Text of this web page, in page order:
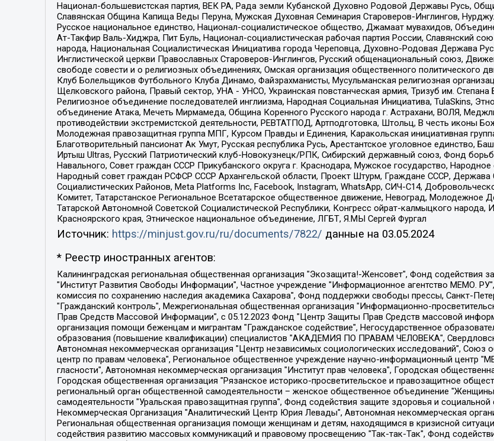
Национал-большевистская партия, ВЕК РА, Рада земли Кубанской Духовно Родовой Державы Русь,
Славянская Община Капища Веды Перуна, Мужская Духовная Семинария Староверов-Инглингов,
Русское национальное единство, Национал-социалистическое общество, Джамаат мувахидов,
Ат-Такфир Валь-Хиджра, Пит Буль, Национал-социалистическая рабочая партия России, Славянский
народа, Национальная Социалистическая Инициатива города Череповца, Духовно-Родовая Держава
Инглистической церкви Православных Староверов-Инглингов, Русский общенациональный союз,
свободе совести и о религиозных объединениях, Омская организация общественного политического
Клуб Болельщиков Футбольного Клуба Динамо, Файзрахманисты, Мусульманская религиозная
Щелковского района, Правый сектор, УНА - УНСО, Украинская повстанческая армия, Тризуб им.
Религиозное объединение последователей инглиизма, Народная Социальная Инициатива, TulaSkins,
объединение Атака, Мечеть Мирмамеда, Община Коренного Русского народа г. Астрахани, ВОЛЯ,
противодействии экстремистской деятельности, РЕВТАТПОД, Артподготовка, Штольц, В честь иконы
Молодежная правозащитная группа МПГ, Курсом Правды и Единения, Каракольская инициативная
Благотворительный пансионат Ак Умут, Русская республика Русь, Арестантское уголовное единство,
Иртыш Ultras, Русский Патриотический клуб-Новокузнецк/РПК, Сибирский державный союз, Фонд
Навального, Совет граждан СССР Прикубанского округа г. Краснодара, Мужское государство,
Народный совет граждан РСФСР СССР Архангельской области, Проект Штурм, Граждане СССР, Держава
Социалистических Районов, Meta Platforms Inc, Facebook, Instagram, WhatsApp, СИЧ-С14,
Комитет, Татарстанское Региональное Всетатарское общественное движение, Невоград, Молодежное
Татарской Автономной Советской Социалистической Республики, Конгресс ойрат-калмыцкого народа,
Красноярского края, Этническое национальное объединение, ЛГБТ, Я.МЫ Сергей Фургал
Источник: https://minjust.gov.ru/ru/documents/7822/ данные на 03.05.2024
* Реестр иностранных агентов:
Калининградская региональная общественная организация "Экозащита!-Женсовет", Фонд содействия защите прав и свобод граждан "Общественный вердикт", Фонд "Институт Развития Свободы Информации", Частное учреждение "Информационное агентство МЕМО. РУ", Региональная общественная организация "Общественная комиссия по сохранению наследия академика Сахарова", Фонд поддержки свободы прессы, Санкт-Петербургская общественная правозащитная организация "Гражданский контроль", Межрегиональная общественная организация "Информационно-просветительский центр "Мемориал", Региональный Фонд "Центр Защиты Прав Средств Массовой Информации", с 05.12.2023 Фонд "Центр Защиты Прав Средств массовой информации", Региональная общественная благотворительная организация помощи беженцам и мигрантам "Гражданское содействие", Негосударственное образовательное учреждение дополнительного профессионального образования (повышение квалификации) специалистов "АКАДЕМИЯ ПО ПРАВАМ ЧЕЛОВЕКА", Свердловская региональная общественная организация "Сутяжник", Автономная некоммерческая организация "Центр независимых социологических исследований", Союз общественных объединений "Российский исследовательский центр по правам человека", Региональное общественное учреждение научно-информационный центр "МЕМОРИАЛ", Некоммерческая организация "Фонд защиты гласности", Автономная некоммерческая организация "Институт прав человека", Городская общественная организация "Екатеринбургское общество "МЕМОРИАЛ", Городская общественная организация "Рязанское историко-просветительское и правозащитное общество "Мемориал" (Рязанский Мемориал), Челябинский региональный орган общественной самодеятельности – женское общественное объединение "Женщины Евразии", Челябинский региональный орган общественной самодеятельности "Уральская правозащитная группа", Фонд содействия защите здоровья и социальной справедливости имени Андрея Рылькова, Автономная Некоммерческая Организация "Аналитический Центр Юрия Левады", Автономная некоммерческая организация социальной поддержки населения "Проект Апрель", Региональная общественная организация помощи женщинам и детям, находящимся в кризисной ситуации "Информационно-методический центр "Анна", Фонд содействия развитию массовых коммуникаций и правовому просвещению "Так-так-Так", Фонд содействия устойчивому развитию "Серебряная тайга", Свердловский региональный общественный фонд социальных проектов "Новое время", "Idel.Реалии", Кавказ.Реалии, Крым.Реалии, Телеканал Настоящее Время, Татаро-башкирская служба Радио Свобода (Azatliq Radiosi), Радио Свободная Европа/Радио Свобода (PCE/PC), "Сибирь.Реалии", "Фактограф", Благотворительный фонд помощи осужденным и их семьям, Автономная некоммерческая организация "Институт глобализации и социальных движений", Фонд "В защиту прав заключенных", Частное учреждение "Центр поддержки и содействия развитию средств массовой информации", Пензенский региональный общественный благотворительный фонд "Гражданский союз", "Север.Реалии", Некоммерческая организация Фонд "Правовая инициатива", Общество с ограниченной ответственностью "Радио Свободная Европа/Радио Свобода", Чешское информационное агентство "MEDIUM-ORIENT", Красноярская региональная общественная организация "Мы против СПИДа", Камалягин Денис Николаевич, Маркелов Сергей Евгеньевич, Пономарев Лев Александрович, Савицкая Людмила Алексеевна, Автономная некоммерческая организация "Центр по работе с проблемой насилия "НАСИЛИЮ.НЕТ", Межрегиональный профессиональный союз работников здравоохранения "Альянс врачей", Юридическое лицо, зарегистрированное в Латвийской Республике, SIA "Medusa Project" (регистрационный номер 40103797863, дата регистрации 10.06.2014), Некоммерческая организация "Фонд по борьбе с коррупцией", Автономная некоммерческая организация "Институт права и публичной политики", Баданин Роман Сергеевич, Гликин Максим Александрович, Железнова Мария Михайловна, Лукьянова Юлия Сергеевна, Маетная Елизавета Витальевна, Маняхин Петр Борисович, Чуракова Ольга Владимировна, Ярош Юлия Петровна, Юридическое лицо "The Insider SIA", зарегистрированное в Риге, Латвийская Республика (дата регистрации 26.06.2015), являющееся администратором доменного имени интернет-издания "The Insider SIA", https://theins.ru, Постернак Алексей Евгеньевич, Рубин Михаил Аркадьевич, Анин Роман Александрович, Юридическое лицо Istories fonds, зарегистрированное в Латвийской Республике (регистрационный номер 50008295751, дата регистрации 24.02.2020), Великовский Дмитрий Александрович, Долинина Ирина Николаевна, Мароховская Алеся Алексеевна, Шлейнов Роман Юрьевич, Шмагун Олеся Валентиновна, Общество с ограниченной ответственностью "Альтаир 2021", Общество с ограниченной ответственностью "Вега 2021", Общество с ограниченной ответственностью "Главный редактор 2021", Общество с ограниченной ответственностью "Ромашки монолит", Важенков Артем Валерьевич, Ивановская областная общественная организация "Центр гендерных исследований", Гурман Юрий Альбертович, Медиапроект "ОВД-Инфо", Егоров Владимир Владимирович, Жилинский Владимир Александрович, Общество с ограниченной ответственностью "ЗП", Иванова София Юрьевна, Карезина Инна Павловна, Кильтау Екатерина Викторовна, Петров Алексей Викторович, Пискунов Сергей Евгеньевич, Смирнов Сергей Сергеевич, Тихонов Михаил Сергеевич, Общество с ограниченной ответственностью "ЖУРНАЛИСТ-ИНОСТРАННЫЙ АГЕНТ", Арапова Галина Юрьевна, Вольтская Татьяна Анатольевна, Американская компания "Mason G.E.S. Anonymous Foundation" (США), являющаяся владельцем интернет-издания https://mnews.world/, Компания "Stichting Bellingcat", зарегистрированная в Нидерландах (дата регистрации 11.07.2018), Захаров Андрей Вячеславович, Клепиковская Екатерина Дмитриевна, Общество с ограниченной ответственностью "МЕМО", Перл Роман Александрович, Симонов Евгений Алексеевич, Соловьева Елена Анатольевна, Сотников Даниил Владимирович, Сурначева Елизавета Дмитриевна, Автономная некоммерческая организация по защите прав человека и информированию населения "Якутия – Наше Мнение", Общество с ограниченной ответственностью "Москоу диджитал медиа", с 26.01.2023 Общество с ограниченной ответственностью "Чайка Белые сады", Ветошкина Валерия Валерьевна, Заговора Максим Александрович, Межрегиональное общественное